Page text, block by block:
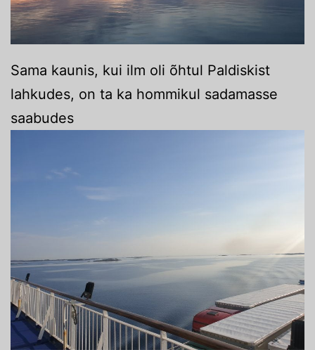
Sama kaunis, kui ilm oli õhtul Paldiskist
lahkudes, on ta ka hommikul sadamasse
saabudes